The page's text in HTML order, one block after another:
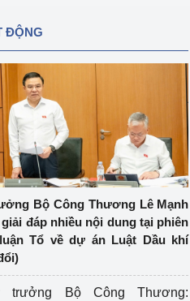
ĐỘNG
Bộ Công Thương Lê Mạnh
đáp nhiều nội dung tại phiên
Tổ về dự án Luật Dầu khí
trưởng Bộ Công Thương: